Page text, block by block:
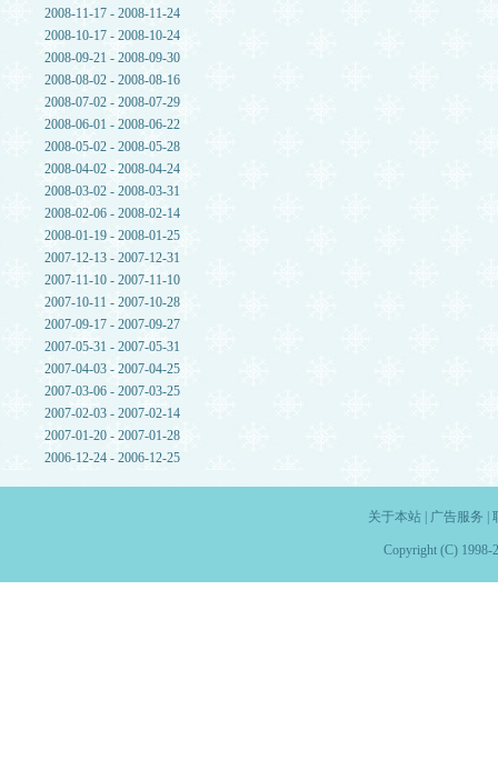
2008-11-17 - 2008-11-24
2008-10-17 - 2008-10-24
2008-09-21 - 2008-09-30
2008-08-02 - 2008-08-16
2008-07-02 - 2008-07-29
2008-06-01 - 2008-06-22
2008-05-02 - 2008-05-28
2008-04-02 - 2008-04-24
2008-03-02 - 2008-03-31
2008-02-06 - 2008-02-14
2008-01-19 - 2008-01-25
2007-12-13 - 2007-12-31
2007-11-10 - 2007-11-10
2007-10-11 - 2007-10-28
2007-09-17 - 2007-09-27
2007-05-31 - 2007-05-31
2007-04-03 - 2007-04-25
2007-03-06 - 2007-03-25
2007-02-03 - 2007-02-14
2007-01-20 - 2007-01-28
2006-12-24 - 2006-12-25
关于本站| 广告服务
Copyright (C) 1998-